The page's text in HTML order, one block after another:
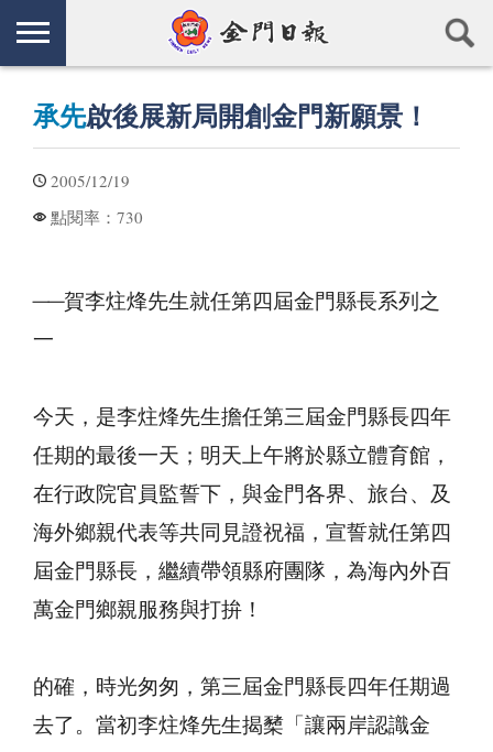
承先啟後展新局開創金門新願景！
2005/12/19
點閱率： 730
──賀李炷烽先生就任第四屆金門縣長系列之
一
今天，是李炷烽先生擔任第三屆金門縣長四年
任期的最後一天；明天上午將於縣立體育館，
在行政院官員監誓下，與金門各界、旅台、及
海外鄉親代表等共同見證祝福，宣誓就任第四
屆金門縣長，繼續帶領縣府團隊，為海內外百
萬金門鄉親服務與打拚！
的確，時光匆匆，第三屆金門縣長四年任期過
去了。當初李炷烽先生揭櫫「讓兩岸認識金